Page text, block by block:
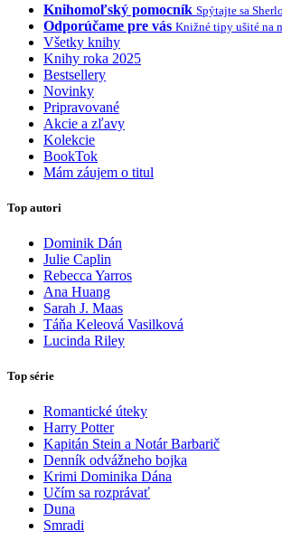
Knihomoľský pomocník Spýtajte sa
Odporúčame pre vás Knižné tipy ušité na
Všetky knihy
Knihy roka 2025
Bestsellery
Novinky
Pripravované
Akcie a zľavy
Kolekcie
BookTok
Mám záujem o titul
Top autori
Dominik Dán
Julie Caplin
Rebecca Yarros
Ana Huang
Sarah J. Maas
Táňa Keleová Vasilková
Lucinda Riley
Top série
Romantické úteky
Harry Potter
Kapitán Stein a Notár Barbarič
Denník odvážneho bojka
Krimi Dominika Dána
Učím sa rozprávať
Duna
Smradi